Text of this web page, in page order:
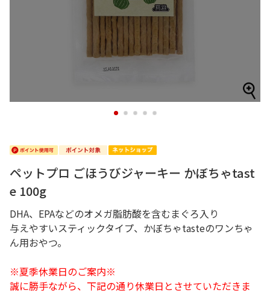
1 2 3 4 5
ペットプロ ごほうびジャーキー かぼちゃtast
e 100g
DHA、EPAなどのオメガ脂肪酸を含むまぐろ入り
与えやすいスティックタイプ、かぼちゃtasteのワンちゃ
ん用おやつ。
※夏季休業日のご案内※
誠に勝手ながら、下記の通り休業日とさせていただきま